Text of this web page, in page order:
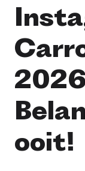
ooit!